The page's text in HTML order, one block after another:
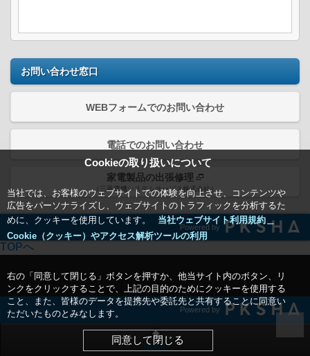
Cookieの取り扱いについて
当社では、お客様のウェブサイトでの体験を向上させ、コンテンツや
広告をパーソナライズし、ウェブサイトのトラフィックを分析するた
めに、クッキーを使用しています。
当社ウェブサイト利用規約＿
Cookie（クッキー）やアクセス解析ツールの利用
右の「同意して閉じる」ボタンを押すか、他当サイト内のボタン、リ
ンクをクリックすることで、上記の目的のためにクッキーを使用する
こと、また、皆様のデータを提携先や委託先と共有することに同意い
ただいたものとみなします。
同意して閉じる
お問い合わせ窓口
WEBフォームでのお問い合わせ
電話でのお問い合わせ
家電製品の出張修理
（三菱電機システムサービス株式会社）
Powered by
TOPへ
Powered by
HOME